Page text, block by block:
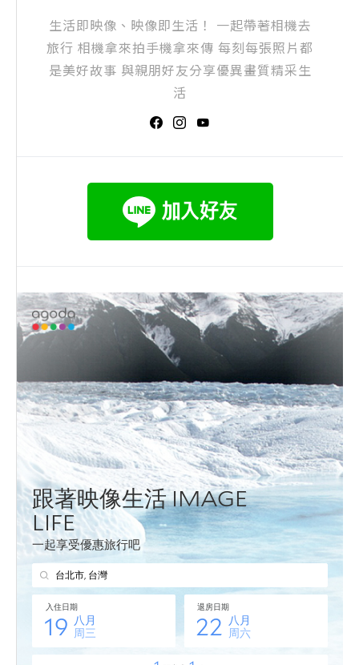
生活即映像、映像即生活！ 一起帶著相機去
旅行 相機拿來拍手機拿來傳 每刻每張照片都
是美好故事 與親朋好友分享優異畫質精采生
活